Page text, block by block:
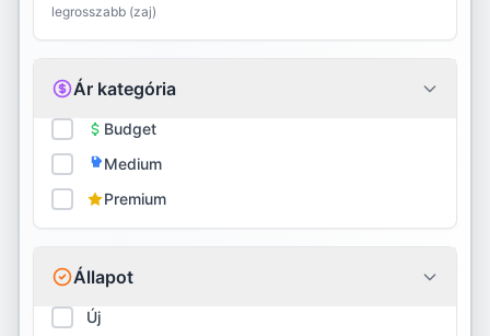
Evergreen
Fortune
GITI
legrosszabb (zaj)
Ár kategória
Budget
Medium
Premium
Állapot
Új